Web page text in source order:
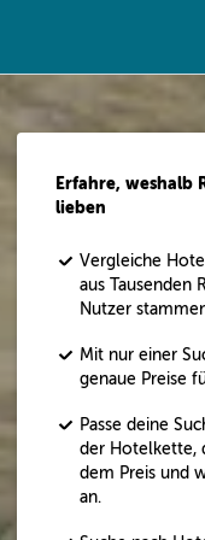
Erfahre, weshalb
lieben
Vergleiche
aus Tausenden
Nutzer
Mit nur einer
genaue Preise
Passe deine
der Hotelkette,
dem Preis und
an.